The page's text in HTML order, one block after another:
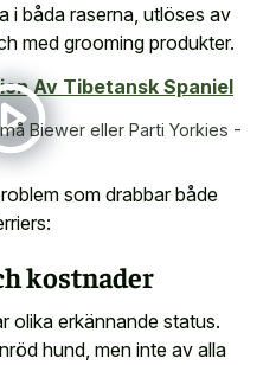
i båda raserna, utlöses av
med grooming produkter.
Av Tibetansk Spaniel
Biewer eller Parti Yorkies -
som drabbar både
kostnader
olika erkännande status.
hund, men inte av alla